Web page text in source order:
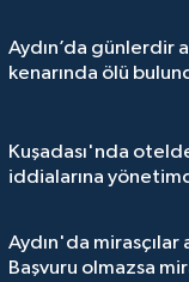
Aydın’da günlerdir
kenarında ölü
Kuşadası'nda
iddialarına
Aydın'da mirasçılar
Başvuru olmazsa